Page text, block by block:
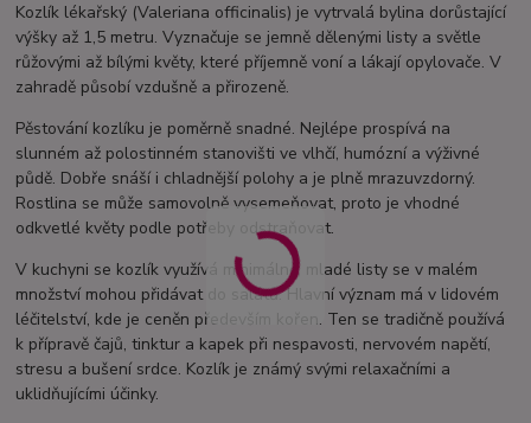
Kozlík lékařský (Valeriana officinalis) je vytrvalá bylina dorůstající
výšky až 1,5 metru. Vyznačuje se jemně dělenými listy a světle
růžovými až bílými květy, které příjemně voní a lákají opylovače. V
zahradě působí vzdušně a přirozeně.
Pěstování kozlíku je poměrně snadné. Nejlépe prospívá na
slunném až polostinném stanovišti ve vlhčí, humózní a výživné
půdě. Dobře snáší i chladnější polohy a je plně mrazuvzdorný.
Rostlina se může samovolně vysemeňovat, proto je vhodné
odkvetlé květy podle potřeby odstraňovat.
V kuchyni se kozlík využívá minimálně, mladé listy se v malém
množství mohou přidávat do salátů. Hlavní význam má v lidovém
léčitelství, kde je ceněn především kořen. Ten se tradičně používá
k přípravě čajů, tinktur a kapek při nespavosti, nervovém napětí,
stresu a bušení srdce. Kozlík je známý svými relaxačními a
uklidňujícími účinky.